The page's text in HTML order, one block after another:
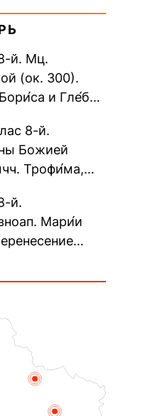
й. Мц.
(ок. 300).
и Гле́ба,
8-й.
Божией
Трофи́ма,
прав.
й.
Мари́и
Прп.